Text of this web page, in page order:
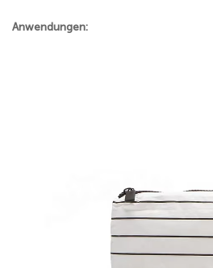
Anwendungen: